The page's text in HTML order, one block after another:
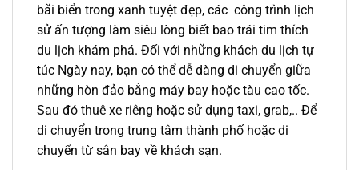
bãi biển trong xanh tuyệt đẹp, các công trình lịch
sử ấn tượng làm siêu lòng biết bao trái tim thích
du lịch khám phá. Đối với những khách du lịch tự
túc Ngày nay, bạn có thể dễ dàng di chuyển giữa
những hòn đảo bằng máy bay hoặc tàu cao tốc.
Sau đó thuê xe riêng hoặc sử dụng taxi, grab,.. Để
di chuyển trong trung tâm thành phố hoặc di
chuyển từ sân bay về khách sạn.